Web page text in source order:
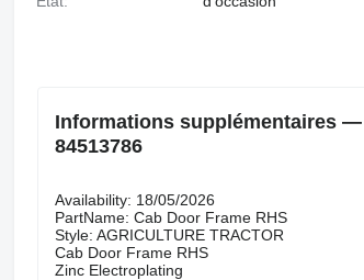
Informations supplémentaires —
84513786
Availability: 18/05/2026
PartName: Cab Door Frame RHS
Style: AGRICULTURE TRACTOR
Cab Door Frame RHS
Zinc Electroplating